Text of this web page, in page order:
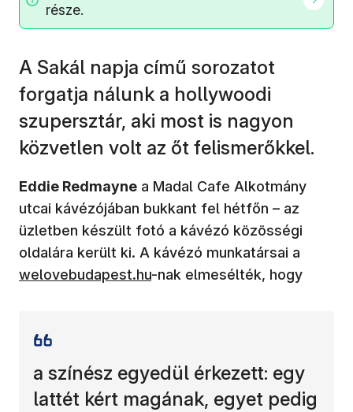
része.
A Sakál napja című sorozatot
forgatja nálunk a hollywoodi
szupersztár, aki most is nagyon
közvetlen volt az őt felismerőkkel.
Eddie Redmayne a Madal Cafe Alkotmány
utcai kávézójában bukkant fel hétfőn – az
üzletben készült fotó a kávézó közösségi
oldalára került ki. A kávézó munkatársai a
welovebudapest.hu-nak elmesélték, hogy
a színész egyedül érkezett: egy
lattét kért magának, egyet pedig